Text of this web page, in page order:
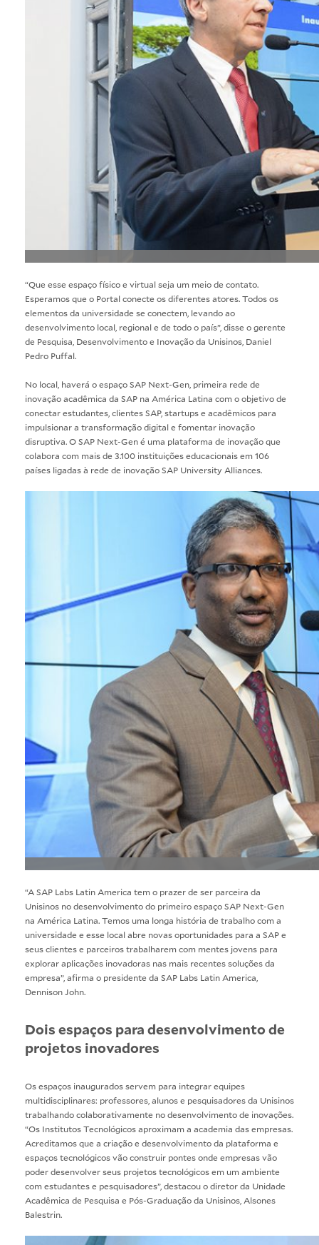
“Que esse espaço físico e virtual seja um meio de contato.
Esperamos que o Portal conecte os diferentes atores. Todos os
elementos da universidade se conectem, levando ao
desenvolvimento local, regional e de todo o país”, disse o gerente
de Pesquisa, Desenvolvimento e Inovação da Unisinos, Daniel
Pedro Puffal.
No local, haverá o espaço SAP Next-Gen, primeira rede de
inovação acadêmica da SAP na América Latina com o objetivo de
conectar estudantes, clientes SAP, startups e acadêmicos para
impulsionar a transformação digital e fomentar inovação
disruptiva. O SAP Next-Gen é uma plataforma de inovação que
colabora com mais de 3.100 instituições educacionais em 106
países ligadas à rede de inovação SAP University Alliances.
“A SAP Labs Latin America tem o prazer de ser parceira da
Unisinos no desenvolvimento do primeiro espaço SAP Next-Gen
na América Latina. Temos uma longa história de trabalho com a
universidade e esse local abre novas oportunidades para a SAP e
seus clientes e parceiros trabalharem com mentes jovens para
explorar aplicações inovadoras nas mais recentes soluções da
empresa”, afirma o presidente da SAP Labs Latin America,
Dennison John.
Dois espaços para desenvolvimento de
projetos inovadores
Os espaços inaugurados servem para integrar equipes
multidisciplinares: professores, alunos e pesquisadores da Unisinos
trabalhando colaborativamente no desenvolvimento de inovações.
“Os Institutos Tecnológicos aproximam a academia das empresas.
Acreditamos que a criação e desenvolvimento da plataforma e
espaços tecnológicos vão construir pontes onde empresas vão
poder desenvolver seus projetos tecnológicos em um ambiente
com estudantes e pesquisadores”, destacou o diretor da Unidade
Acadêmica de Pesquisa e Pós-Graduação da Unisinos, Alsones
Balestrin.